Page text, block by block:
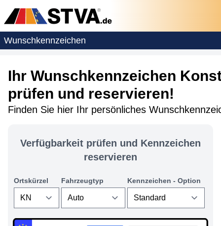
Wunschkennzeichen
Ihr Wunschkennzeichen
prüfen und reservieren!
Finden Sie hier Ihr persönliches
Verfügbarkeit prüfen und Kennzeichen
reservieren
Ortskürzel Fahrzeugtyp Kennzeichen - Option